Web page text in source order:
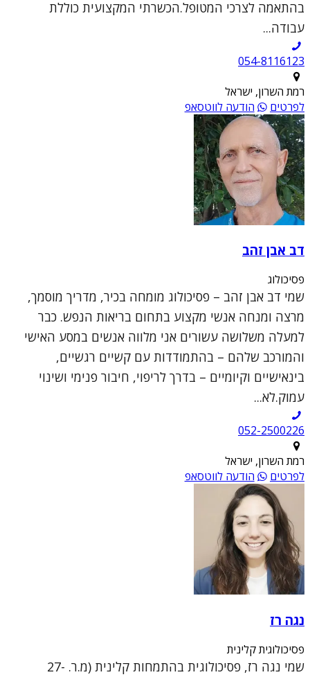
בהתאמה לצרכי המטופל.הכשרתי המקצועית כוללת
עבודה...
054-8116123
רמת השרון, ישראל
לפרטים
הודעה לווטסאפ
דב אבן זהב
פסיכולוג
שמי דב אבן זהב – פסיכולוג מומחה בכיר, מדריך מוסמך,
מרצה ומנחה אנשי מקצוע בתחום בריאות הנפש. כבר
למעלה משלושה עשורים אני מלווה אנשים במסע האישי
והמורכב שלהם – בהתמודדות עם קשיים רגשיים,
בינאישיים וקיומיים – בדרך לריפוי, חיבור פנימי ושינוי
עמוק.לא...
052-2500226
רמת השרון, ישראל
לפרטים
הודעה לווטסאפ
נגה רז
פסיכולוגית קלינית
שמי נגה רז, פסיכולוגית בהתמחות קלינית (מ.ר. 27-